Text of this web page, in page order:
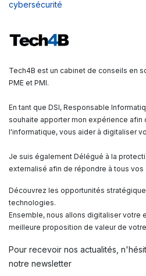
cybersécurité
Tech4B est un cabinet de conseils en
PME et PMI.
En tant que DSI, Responsable
souhaite apporter mon expérience afin
l'informatique, vous aider à digitaliser
Je suis également Délégué à la
externalisé afin de répondre à tous vos
Découvrez les opportunités
technologies.
Ensemble, nous allons digitaliser votre
meilleure proposition de valeur de
Pour recevoir nos actualités,
notre newsletter